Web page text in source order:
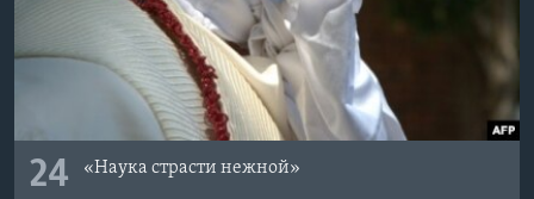
24 «Наука страсти нежной»